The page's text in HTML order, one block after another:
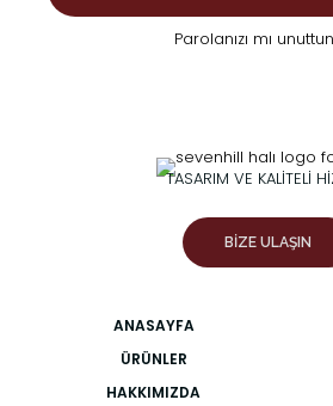
Parolanızı mı
TASARIM VE KALİTELİ
BİZE ULAŞIN
ANASAYFA
ÜRÜNLER
HAKKIMIZDA